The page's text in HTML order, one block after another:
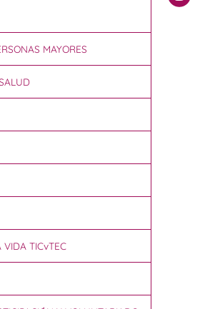
MAYORES
VIDA TICvTEC